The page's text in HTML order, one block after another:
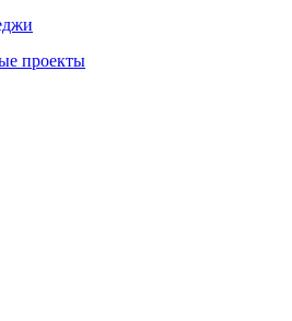
проекты